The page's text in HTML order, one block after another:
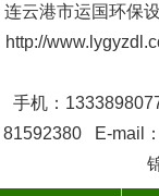
连云港市运国环保
http://
手机：
81592380 E-mail